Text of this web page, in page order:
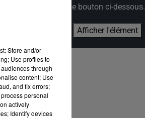
le bouton ci-dessous.
Afficher l'élément
Store and/or
Use profiles to
through
content; Use
and fix errors;
personal
actively
Identify devices